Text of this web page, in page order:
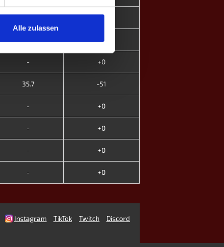
Alle zulassen
- +0
+0
- +0
35.7 -51
- +0
- +0
- +0
- +0
Instagram TikTok Twitch Discord